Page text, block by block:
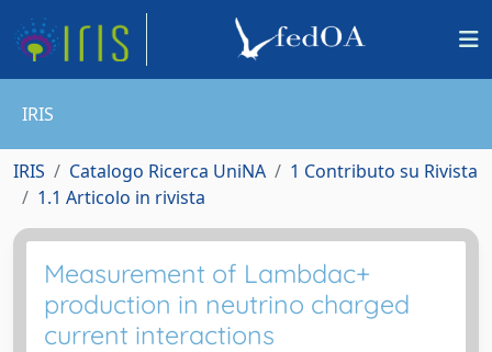
IRIS
IRIS Catalogo Ricerca UniNA
1 Contributo su Rivista
1.1 Articolo in rivista
Measurement of Lambdac+
production in neutrino charged
current interactions